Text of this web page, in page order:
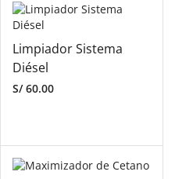
Limpiador Sistema
Diésel
S/60.00